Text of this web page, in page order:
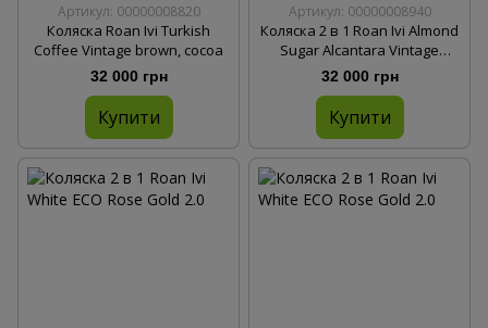
Артикул: 00000008820
Коляска Roan Ivi Turkish
Coffee Vintage brown, cocoa
32 000 грн
Купити
Артикул: 00000008940
Коляска 2 в 1 Roan Ivi Almond
Sugar Alcantara Vintage
Collection
32 000 грн
Купити